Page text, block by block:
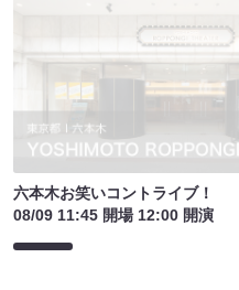
六本木お笑いコントライブ！
08/09 11:45 開場 12:00 開演